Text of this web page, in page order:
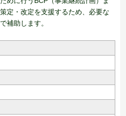
定・改定を支援するため、必要な
補助します。